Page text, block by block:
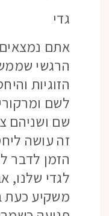
גדי
אתם
הרגשי
הזוגיות
לשם
שם ושניהם
זה עושה
הזמן לדבר
לגדי שלנו,
משקיע כעת